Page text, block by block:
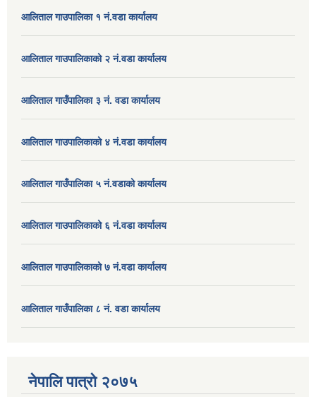
आलिताल गाउपालिका १ नं.वडा कार्यालय
आलिताल गाउपालिकाको २ नं.वडा कार्यालय
आलिताल गाउँपालिका ३ नं. वडा कार्यालय
आलिताल गाउपालिकाको ४ नं.वडा कार्यालय
आलिताल गाउँपालिका ५ नं.वडाको कार्यालय
आलिताल गाउपालिकाको ६ नं.वडा कार्यालय
आलिताल गाउपालिकाको ७ नं.वडा कार्यालय
आलिताल गाउँपालिका ८ नं. वडा कार्यालय
नेपालि पात्रो २०७५